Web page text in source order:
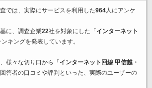
では、実際にサービスを利用した964人にアンケ
に、調査企業22社を対象にした「 インターネット
キングを発表しています。
様々な切り口から「 インターネット回線 甲信越・
答者の口コミや評判といった、実際のユーザーの